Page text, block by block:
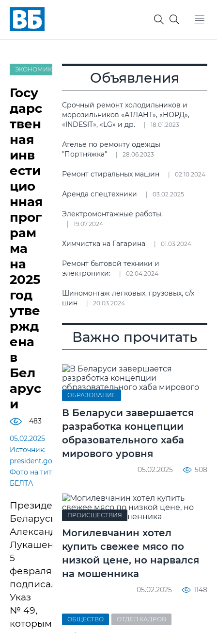
ЭКОНОМИКА
Госу
дарс
твен
ная
инв
ести
цио
нная
прог
рам
ма
на
2025
год
утве
ржд
ена
в
Бел
арус
и
483
05.02.2025
Источник:
president.gov.by.
Фото на титуле:
БЕЛТА
Президент
Беларуси
Александр
Лукашенко
5
февраля
подписал
Указ
№ 49,
которым
Объявления
Срочный ремонт холодильников и
морозильников «АТЛАНТ», «НОРД»,
«INDESIT», «LG» и др.
18.01.2023
Ателье по ремонту одежды
"Портняжка"
28.06.2023
Ремонт стиральных машин 02.10.2024
Аренда спецтехники 03.02.2025
Электромонтажные работы.
19.07.2024
Химчистка на Гагарина 01.03.2024
Ремонт бытовой техники и
электроники:
02.04.2024
Шиномонтаж легковых, грузовых, с/х
шин
20.03.2024
Важно прочитать
ОБРАЗОВАНИЕ
В Беларуси завершается
разработка концепции
образовательного хаба
мирового уровня
05.02.2025 508
ПРОИСШЕСТВИЯ
Могилевчанин хотел
купить свежее мясо по
низкой цене, но нарвался
на мошенника
05.02.2025 1148
ОБЩЕСТВО ОТДЕЛ КАДРОВ